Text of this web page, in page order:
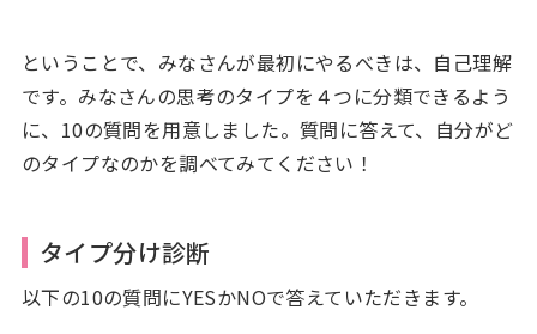
ということで、みなさんが最初にやるべきは、自己理解
です。みなさんの思考のタイプを４つに分類できるよう
に、10の質問を用意しました。質問に答えて、自分がど
のタイプなのかを調べてみてください！
タイプ分け診断
以下の10の質問にYESかNOで答えていただきます。